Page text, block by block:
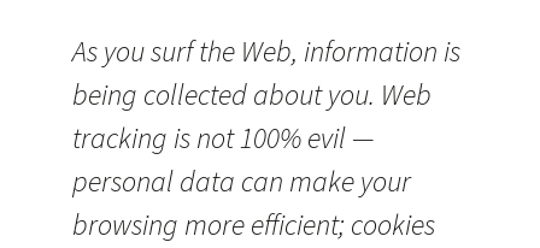
As you surf the Web, information is
being collected about you. Web
tracking is not 100% evil —
personal data can make your
browsing more efficient; cookies